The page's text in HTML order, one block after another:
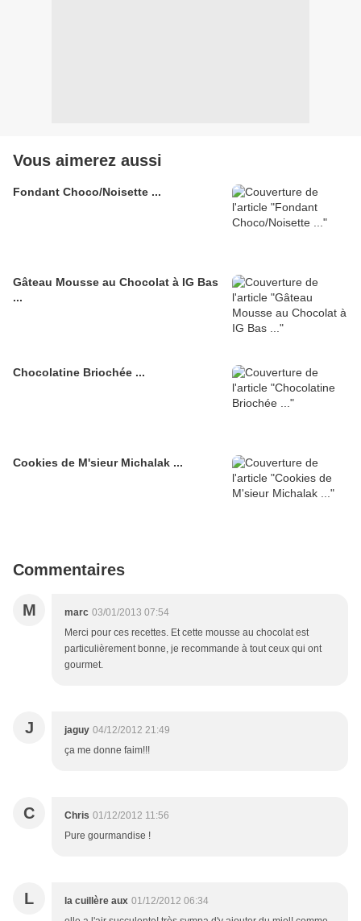
Vous aimerez aussi
Fondant Choco/Noisette ...
Gâteau Mousse au Chocolat à IG Bas
...
Chocolatine Briochée ...
Cookies de M'sieur Michalak ...
Commentaires
M marc 03/01/2013 07:54
Merci pour ces recettes. Et cette mousse au chocolat est
particulièrement bonne, je recommande à tout ceux qui ont
gourmet.
J jaguy 04/12/2012 21:49
ça me donne faim!!!
C Chris 01/12/2012 11:56
Pure gourmandise !
L la cuillère aux 01/12/2012 06:34